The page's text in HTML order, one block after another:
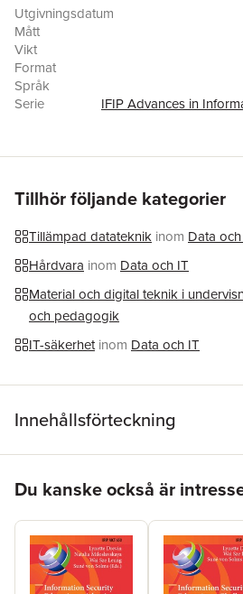
Revolution: Charting the Way Forward
World Cybersecurity-Inspired Capacity
Utgivningsdatum
Mått
Vikt
Format
Språk
Serie
IFIP Advances in
Förlag
Springer
Tillhör följande kategorier
Tillämpad datateknik inom Data
Hårdvara inom Data och IT
Material och digital teknik i
och pedagogik
IT-säkerhet inom Data och IT
Innehållsförteckning
Du kanske också är